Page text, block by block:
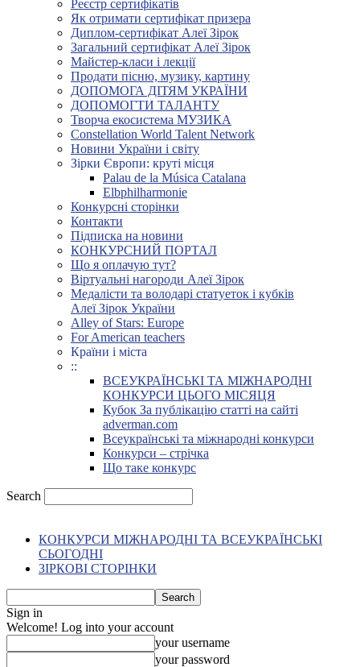
Реєстр сертифікатів
Як отримати сертифікат призера
Диплом-сертифікат Алеї Зірок
Загальний сертифікат Алеї Зірок
Майстер-класи і лекції
Продати пісню, музику, картину
ДОПОМОГА ДІТЯМ УКРАЇНИ
ДОПОМОГТИ ТАЛАНТУ
Творча екосистема МУЗИКА
Constellation World Talent Network
Новини України і світу
Зірки Європи: круті місця
Palau de la Música Catalana
Elbphilharmonie
Конкурсні сторінки
Контакти
Підписка на новини
КОНКУРСНИЙ ПОРТАЛ
Що я оплачую тут?
Віртуальні нагороди Алеї Зірок
Медалісти та володарі статуеток і кубків
Алеї Зірок України
Alley of Stars: Europe
For American teachers
Країни і міста
::
ВСЕУКРАЇНСЬКІ ТА МІЖНАРОДНІ
КОНКУРСИ ЦЬОГО МІСЯЦЯ
Кубок За публікацію статті на сайті
adverman.com
Всеукраїнські та міжнародні конкурси
Конкурси – стрічка
Що таке конкурс
Search
КОНКУРСИ МІЖНАРОДНІ ТА ВСЕУКРАЇНСЬКІ
СЬОГОДНІ
ЗІРКОВІ СТОРІНКИ
Sign in
Welcome! Log into your account
your username
your password